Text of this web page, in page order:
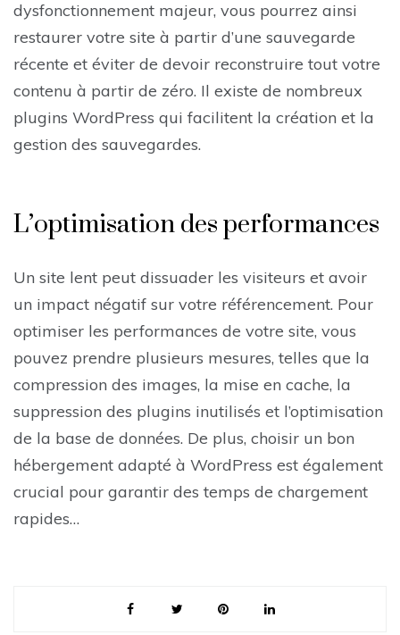
dysfonctionnement majeur, vous pourrez ainsi
restaurer votre site à partir d’une sauvegarde
récente et éviter de devoir reconstruire tout votre
contenu à partir de zéro. Il existe de nombreux
plugins WordPress qui facilitent la création et la
gestion des sauvegardes.
L’optimisation des performances
Un site lent peut dissuader les visiteurs et avoir
un impact négatif sur votre référencement. Pour
optimiser les performances de votre site, vous
pouvez prendre plusieurs mesures, telles que la
compression des images, la mise en cache, la
suppression des plugins inutilisés et l’optimisation
de la base de données. De plus, choisir un bon
hébergement adapté à WordPress est également
crucial pour garantir des temps de chargement
rapides…